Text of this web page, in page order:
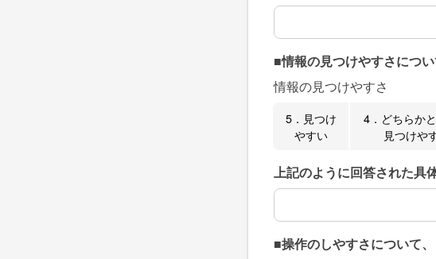
上記のように回答された具
■情報の見つけやすさにつ
情報の見つけやすさ
5．見つけ
やすい
4．どちらか
見つけや
上記のように回答された具
上記のように回答された具
■操作のしやすさについて